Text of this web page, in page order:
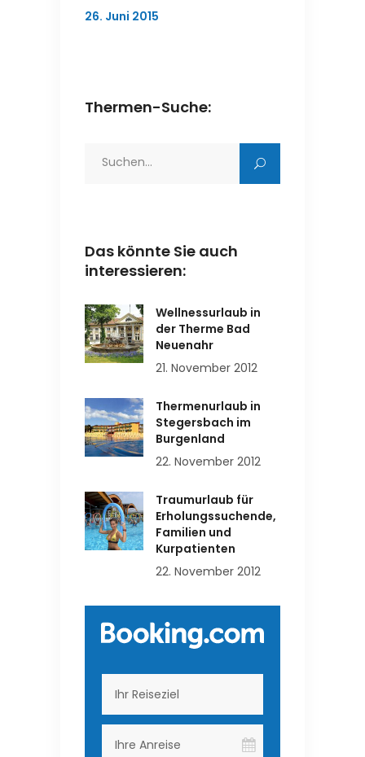
26. Juni 2015
Thermen-Suche:
Das könnte Sie auch
interessieren:
Wellnessurlaub in
der Therme Bad
Neuenahr
21. November 2012
Thermenurlaub in
Stegersbach im
Burgenland
22. November 2012
Traumurlaub für
Erholungssuchende,
Familien und
Kurpatienten
22. November 2012